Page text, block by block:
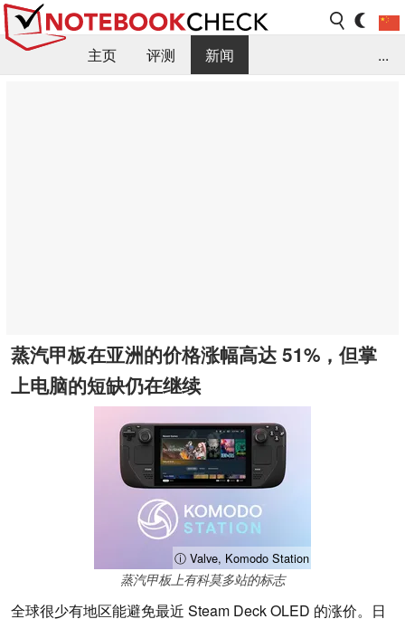
主页 评测
新闻
...
蒸汽甲板在亚洲的价格涨幅高达 51%，但掌
上电脑的短缺仍在继续
ⓘ Valve, Komodo Station
蒸汽甲板上有科莫多站的标志
全球很少有地区能避免最近 Steam Deck OLED 的涨价。日